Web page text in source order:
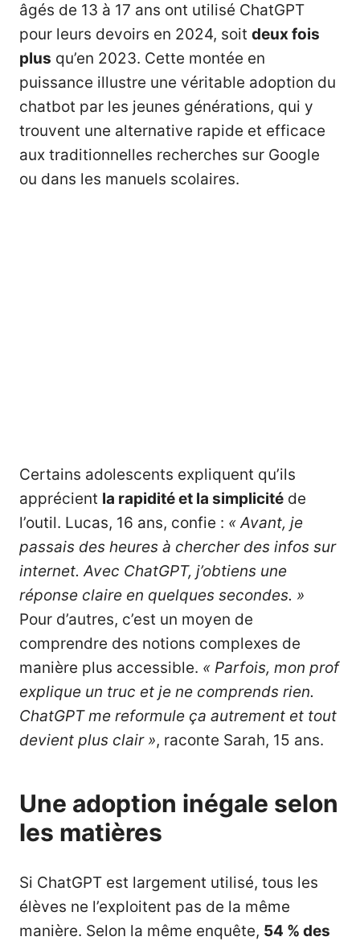
âgés de 13 à 17 ans ont utilisé ChatGPT
pour leurs devoirs en 2024, soit deux fois
plus qu’en 2023. Cette montée en
puissance illustre une véritable adoption du
chatbot par les jeunes générations, qui y
trouvent une alternative rapide et efficace
aux traditionnelles recherches sur Google
ou dans les manuels scolaires.
Certains adolescents expliquent qu’ils
apprécient la rapidité et la simplicité de
l’outil. Lucas, 16 ans, confie : « Avant, je
passais des heures à chercher des infos sur
internet. Avec ChatGPT, j’obtiens une
réponse claire en quelques secondes. »
Pour d’autres, c’est un moyen de
comprendre des notions complexes de
manière plus accessible. « Parfois, mon prof
explique un truc et je ne comprends rien.
ChatGPT me reformule ça autrement et tout
devient plus clair », raconte Sarah, 15 ans.
Une adoption inégale selon
les matières
Si ChatGPT est largement utilisé, tous les
élèves ne l’exploitent pas de la même
manière. Selon la même enquête, 54 % des